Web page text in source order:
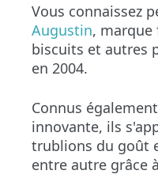
Vous connaissez
Augustin, marque
biscuits et autres
en 2004.
Connus
innovante, ils
trublions du goût
entre autre grâce